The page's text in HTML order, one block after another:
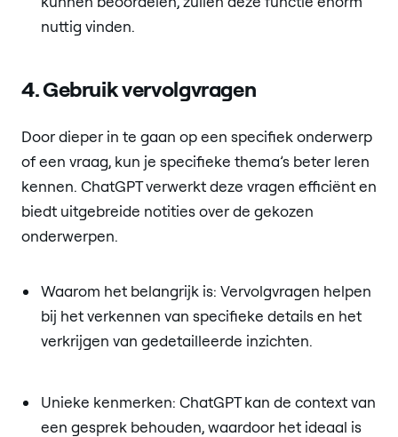
nuttig vinden.
4. Gebruik vervolgvragen
Door dieper in te gaan op een specifiek onderwerp
of een vraag, kun je specifieke thema’s beter leren
kennen. ChatGPT verwerkt deze vragen efficiënt en
biedt uitgebreide notities over de gekozen
onderwerpen.
Waarom het belangrijk is: Vervolgvragen helpen
bij het verkennen van specifieke details en het
verkrijgen van gedetailleerde inzichten.
Unieke kenmerken: ChatGPT kan de context van
een gesprek behouden, waardoor het ideaal is